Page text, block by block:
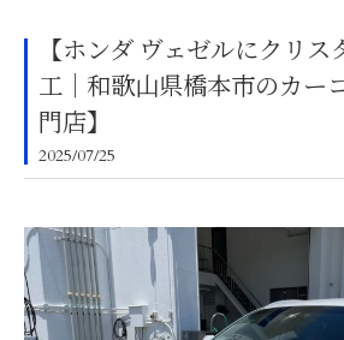
【ホンダ ヴェゼルにクリ
工｜和歌山県橋本市のカー
門店】
2025/07/25